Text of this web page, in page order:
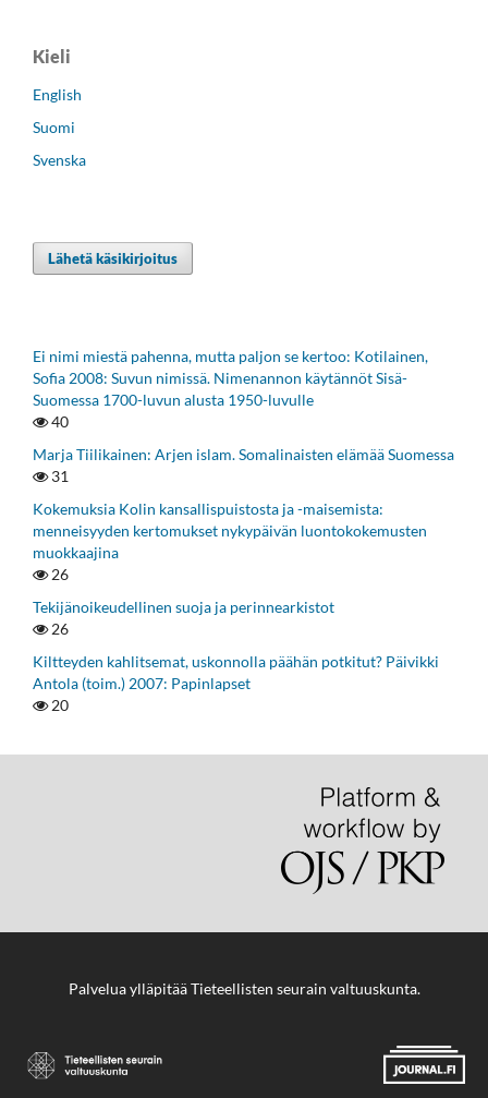
Kieli
English
Suomi
Svenska
Lähetä käsikirjoitus
Ei nimi miestä pahenna, mutta paljon se kertoo: Kotilainen,
Sofia 2008: Suvun nimissä. Nimenannon käytännöt Sisä-
Suomessa 1700-luvun alusta 1950-luvulle
40
Marja Tiilikainen: Arjen islam. Somalinaisten elämää Suomessa
31
Kokemuksia Kolin kansallispuistosta ja -maisemista:
menneisyyden kertomukset nykypäivän luontokokemusten
muokkaajina
26
Tekijänoikeudellinen suoja ja perinnearkistot
26
Kiltteyden kahlitsemat, uskonnolla päähän potkitut? Päivikki
Antola (toim.) 2007: Papinlapset
20
Palvelua ylläpitääTieteellisten seurain valtuuskunta.